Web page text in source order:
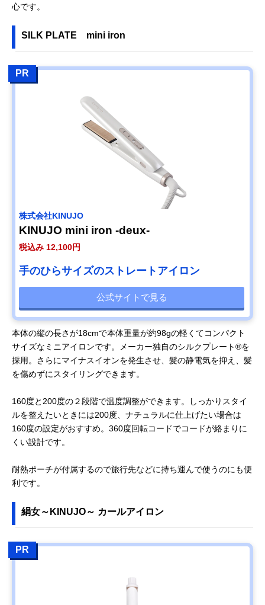
心です。
SILK PLATE mini iron
PR
株式会社KINUJO
KINUJO mini iron -deux-
税込み 12,100円
手のひらサイズのストレートアイロン
公式サイトで見る
本体の縦の長さが18cmで本体重量が約98gの軽くてコンパクト
サイズなミニアイロンです。メーカー独自のシルクプレート®を
採用。さらにマイナスイオンを発生させ、髪の静電気を抑え、髪
を傷めずにスタイリングできます。
160度と200度の２段階で温度調整ができます。しっかりスタイ
ルを整えたいときには200度、ナチュラルに仕上げたい場合は
160度の設定がおすすめ。360度回転コードでコードが絡まりに
くい設計です。
耐熱ポーチが付属するので旅行先などに持ち運んで使うのにも便
利です。
絹女～KINUJO～ カールアイロン
PR